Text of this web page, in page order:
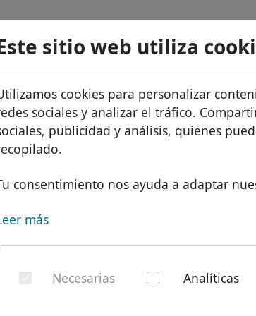
sitio web utiliza
cookies para personalizar
sociales y analizar el tráfico.
publicidad y análisis, quienes
consentimiento nos ayuda a adaptar
más
Necesarias Analíticas
Dominios
Base de datos de dominios
Lista de precios
Descuentos
Transferir
Buscar
WHOIS
.medical -
un dominio de